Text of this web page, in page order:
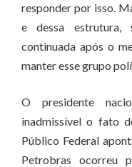
responder por isso.
e dessa estrutura,
continuada após o
manter esse grupo
O presidente
inadmissível o fato
Público Federal
Petrobras ocorreu